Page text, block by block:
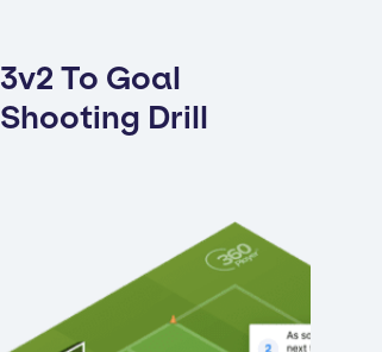
3v2 To Goal
Shooting Drill